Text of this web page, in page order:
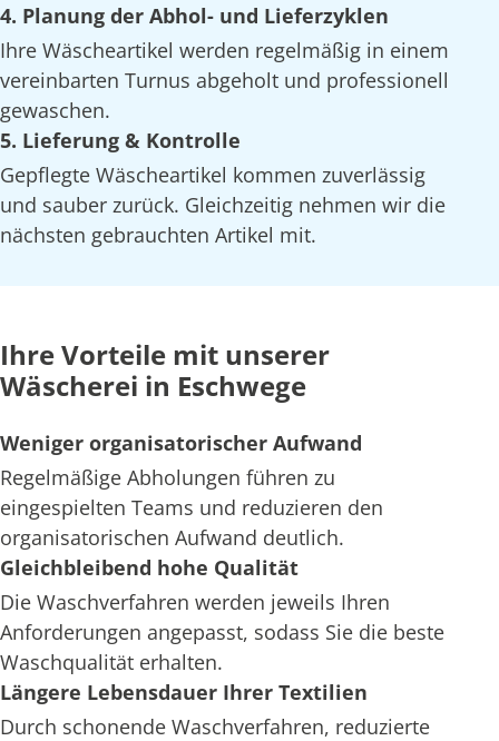
4. Planung der Abhol- und Lieferzyklen
Ihre Wäscheartikel werden regelmäßig in einem
vereinbarten Turnus abgeholt und professionell
gewaschen.
5. Lieferung & Kontrolle
Gepflegte Wäscheartikel kommen zuverlässig
und sauber zurück. Gleichzeitig nehmen wir die
nächsten gebrauchten Artikel mit.
Ihre Vorteile mit unserer
Wäscherei in Eschwege
Weniger organisatorischer Aufwand
Regelmäßige Abholungen führen zu
eingespielten Teams und reduzieren den
organisatorischen Aufwand deutlich.
Gleichbleibend hohe Qualität
Die Waschverfahren werden jeweils Ihren
Anforderungen angepasst, sodass Sie die beste
Waschqualität erhalten.
Längere Lebensdauer Ihrer Textilien
Durch schonende Waschverfahren, reduzierte